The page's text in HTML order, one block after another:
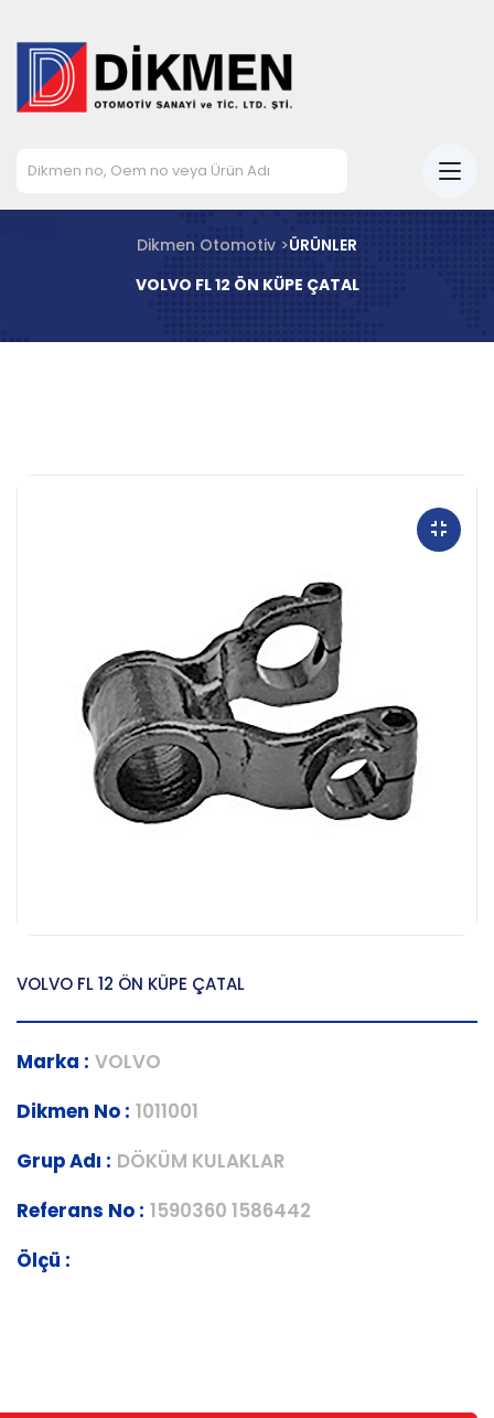
Dikmen Otomotiv >ÜRÜNLER
VOLVO FL 12 ÖN KÜPE ÇATAL
VOLVO FL 12 ÖN KÜPE ÇATAL
Marka : VOLVO
Dikmen No : 1011001
Grup Adı : DÖKÜM KULAKLAR
Referans No : 1590360 1586442
Ölçü :